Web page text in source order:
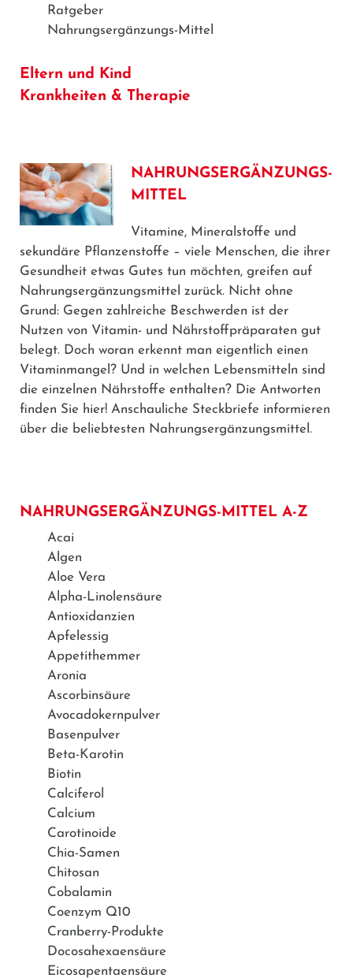
Ratgeber
Nahrungsergänzungs-Mittel
Eltern und Kind
Krankheiten & Therapie
NAHRUNGSERGÄNZUNGS-
MITTEL
Vitamine, Mineralstoffe und
sekundäre Pflanzenstoffe – viele Menschen, die ihrer
Gesundheit etwas Gutes tun möchten, greifen auf
Nahrungsergänzungsmittel zurück. Nicht ohne
Grund: Gegen zahlreiche Beschwerden ist der
Nutzen von Vitamin- und Nährstoffpräparaten gut
belegt. Doch woran erkennt man eigentlich einen
Vitaminmangel? Und in welchen Lebensmitteln sind
die einzelnen Nährstoffe enthalten? Die Antworten
finden Sie hier! Anschauliche Steckbriefe informieren
über die beliebtesten Nahrungsergänzungsmittel.
NAHRUNGSERGÄNZUNGS-MITTEL A-Z
Acai
Algen
Aloe Vera
Alpha-Linolensäure
Antioxidanzien
Apfelessig
Appetithemmer
Aronia
Ascorbinsäure
Avocadokernpulver
Basenpulver
Beta-Karotin
Biotin
Calciferol
Calcium
Carotinoide
Chia-Samen
Chitosan
Cobalamin
Coenzym Q10
Cranberry-Produkte
Docosahexaensäure
Eicosapentaensäure